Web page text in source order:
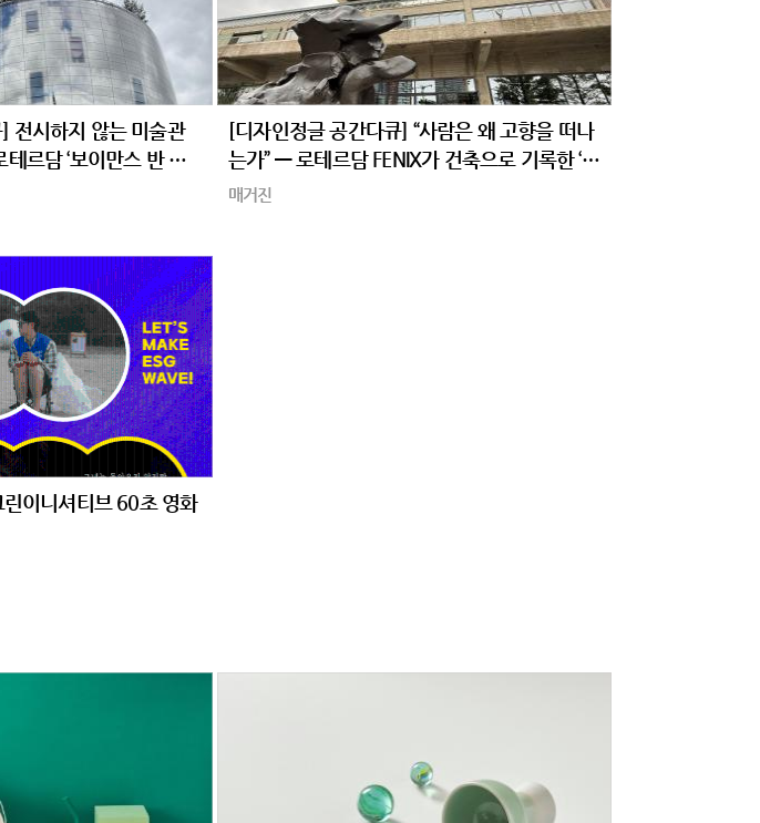
전시하지 않는 미술관
르담 ‘보이만스 반 뵈
[디자인정글 공간다큐] “사람은 왜 고향을 떠나
는가” — 로테르담 FENIX가 건축으로 기록한 ‘이
주의 공간’
매거진